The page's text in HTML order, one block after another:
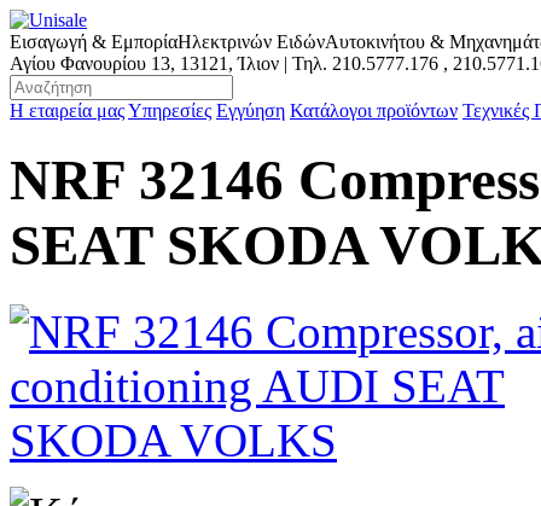
Εισαγωγή & ΕμπορίαΗλεκτρινών ΕιδώνΑυτοκινήτου &
Αγίου Φανουρίου 13, 13121, Ίλιον | Τηλ. 210.5777.176 ,
Η εταιρεία μαςΥπηρεσίες Εγγύηση Κατάλογοι προϊόντων Τεχνικές
NRF 32146
SEAT SKODA